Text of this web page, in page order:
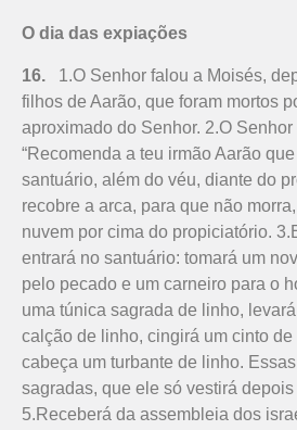
O dia das expiações
16. 1.O Senhor falou a Moisés,
filhos de Aarão, que foram mortos
aproximado do Senhor. 2.O
“Recomenda a teu irmão Aarão
santuário, além do véu, diante do
recobre a arca, para que não
nuvem por cima do propiciatório.
entrará no santuário: tomará um
pelo pecado e um carneiro para o
uma túnica sagrada de linho,
calção de linho, cingirá um cinto
cabeça um turbante de linho.
sagradas, que ele só vestirá
5.Receberá da assembleia dos